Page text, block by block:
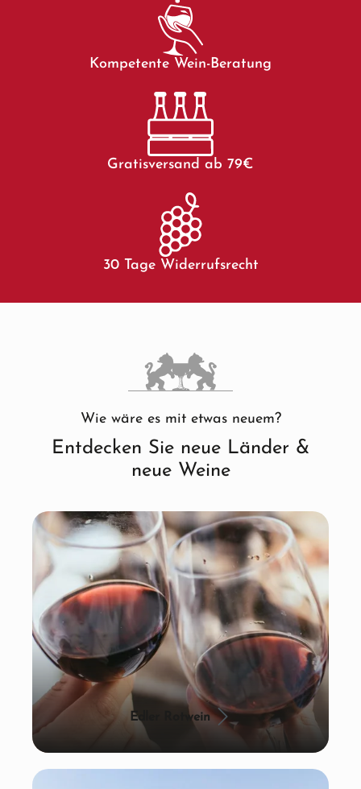
Kompetente Wein-Beratung
Gratisversand ab 79€
30 Tage Widerrufsrecht
Wie wäre es mit etwas neuem?
Entdecken Sie neue Länder &
neue Weine
Edler Rotwein